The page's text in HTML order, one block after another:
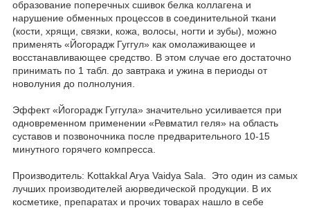
образование поперечных сшивок белка коллагена и
нарушение обменных процессов в соединительной ткани
(кости, хрящи, связки, кожа, волосы, ногти и зубы), можно
применять «Йогорадж Гуггул» как омолаживающее и
восстанавливающее средство. В этом случае его достаточно
принимать по 1 табл. до завтрака и ужина в периоды от
новолуния до полнолуния.
Эффект «Йогорадж Гуггула» значительно усиливается при
одновременном применении «Ревматил геля» на область
суставов и позвоночника после предварительного 10-15
минутного горячего компресса.
Производитель: Kottakkal Arya Vaidya Sala. Это один из самых
лучших производителей аюрведической продукции. В их
косметике, препаратах и прочих товарах нашло в себе